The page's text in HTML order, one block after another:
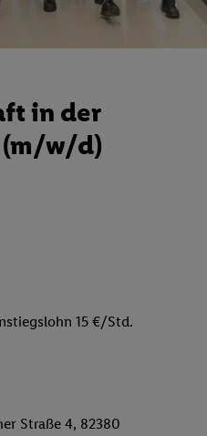
in der
w/d)
15 €/Std.
Straße 4, 82380